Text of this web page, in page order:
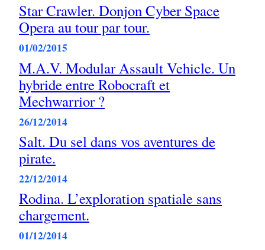
Star Crawler. Donjon Cyber Space
Opera au tour par tour.
01/02/2015
M.A.V. Modular Assault Vehicle. Un
hybride entre Robocraft et
Mechwarrior ?
26/12/2014
Salt. Du sel dans vos aventures de
pirate.
22/12/2014
Rodina. L’exploration spatiale sans
chargement.
01/12/2014